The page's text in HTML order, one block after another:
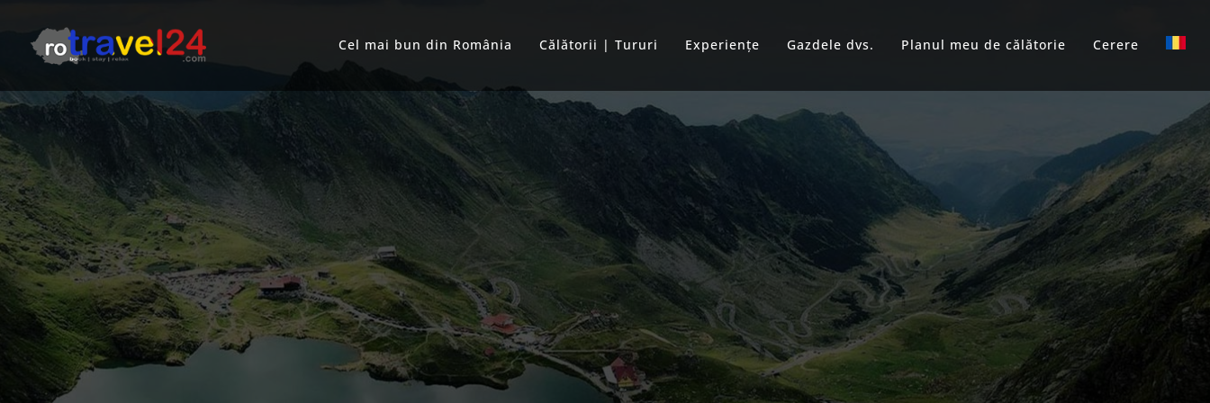
Cel mai bun din România Călătorii | Tururi Experiențe Gazdele dvs. Planul meu de călătorie Cerere